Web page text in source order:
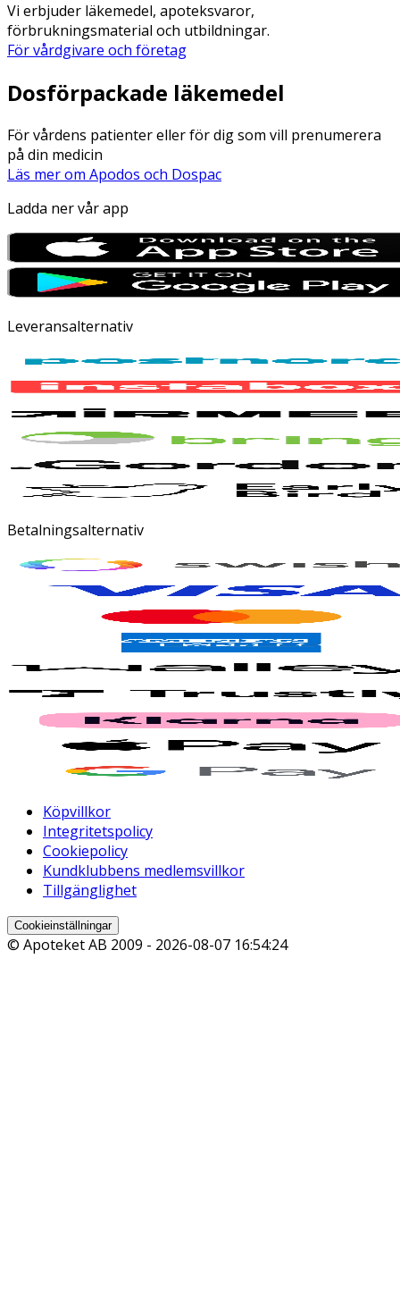
Vi erbjuder läkemedel, apoteksvaror,
förbrukningsmaterial och utbildningar.
För vårdgivare och företag
Dosförpackade läkemedel
För vårdens patienter eller för dig som vill prenumerera
på din medicin
Läs mer om Apodos och Dospac
Ladda ner vår app
Leveransalternativ
Betalningsalternativ
Köpvillkor
Integritetspolicy
Cookiepolicy
Kundklubbens medlemsvillkor
Tillgänglighet
Cookieinställningar
© Apoteket AB 2009 - 2026-08-07 16:54:24